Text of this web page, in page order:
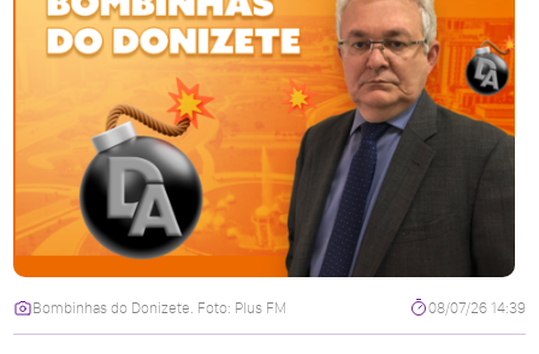
Bombinhas do Donizete. Foto: Plus FM 08/07/26 14:39